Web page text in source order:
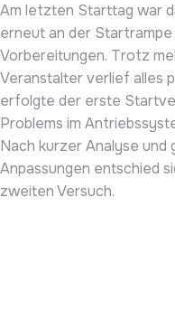
Am letzten Starttag war
erneut an der Startrampe
Vorbereitungen. Trotz
Veranstalter verlief alles
erfolgte der erste
Problems im
Nach kurzer Analyse
Anpassungen entschied
zweiten Versuch.